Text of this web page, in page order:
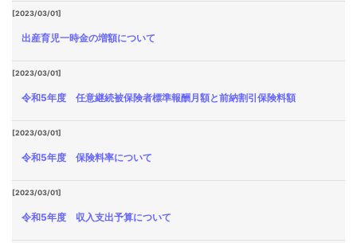
[2023/03/01]
出産育児一時金の増額について
[2023/03/01]
令和5年度 任意継続被保険者標準報酬月額と前納割引保険料額
[2023/03/01]
令和5年度 保険料率について
[2023/03/01]
令和5年度 収入支出予算について